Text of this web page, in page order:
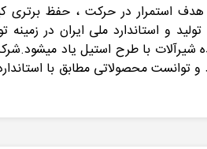
شیرآلات ساختمانی می باشد که فعالیت خود را از سال 1370 آغاز نمود و با
و استاندارد ملی ایران در زمینه
تولیدکننده شیرآلات با طرح استیل یاد
مشاوران صنعتی و دانشگاهی و تجهیزات منحصر به فرد،اقدام به توسعه فضای کارخانه در سال 1391 نمود